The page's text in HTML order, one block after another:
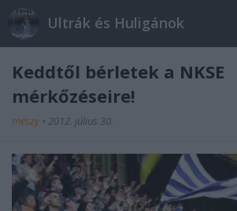
Ultrák és Huligánok
Keddtől bérletek a NKSE
mérkőzéseire!
mészy • 2012. július 30.